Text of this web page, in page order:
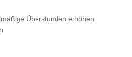
Überstunden erhöhen